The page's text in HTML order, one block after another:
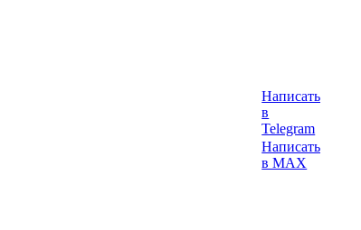
Написать
в
Telegram
Написать
в MAX